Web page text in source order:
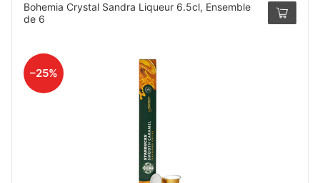
Bohemia Crystal Sandra Liqueur 6.5cl, Ensemble
de 6
–25%